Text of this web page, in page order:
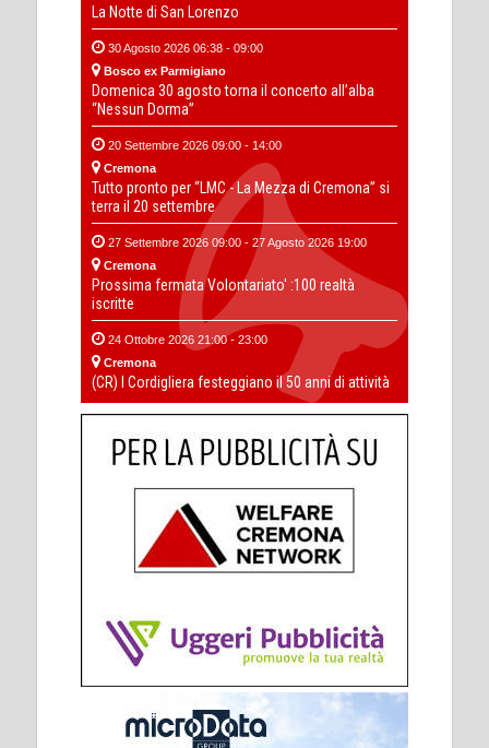
La Notte di San Lorenzo
30 Agosto 2026 06:38 - 09:00
Bosco ex Parmigiano
Domenica 30 agosto torna il concerto all’alba
“Nessun Dorma”
20 Settembre 2026 09:00 - 14:00
Cremona
Tutto pronto per “LMC - La Mezza di Cremona” si
terra il 20 settembre
27 Settembre 2026 09:00 - 27 Agosto 2026 19:00
Cremona
Prossima fermata Volontariato' :100 realtà
iscritte
24 Ottobre 2026 21:00 - 23:00
Cremona
(CR) I Cordigliera festeggiano il 50 anni di attività